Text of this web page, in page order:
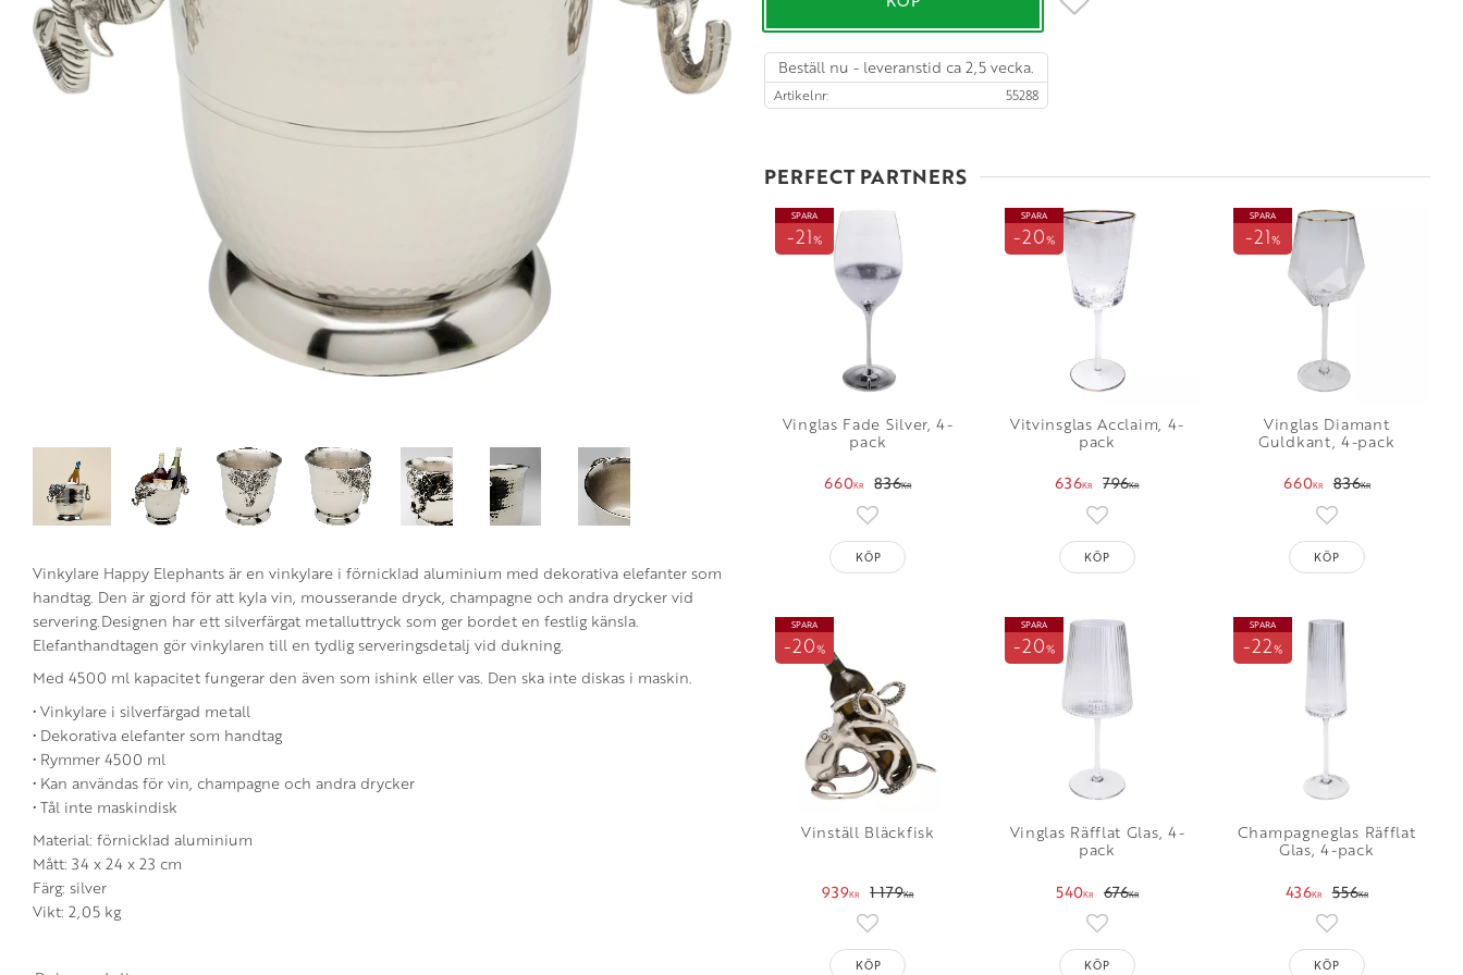
Beställ nu - leveranstid ca 2,5 vecka.
Artikelnr 55288
PERFECT PARTNERS
Vinglas Fade Silver, 4-
pack
660KR 836KR
SPARA
21%
Lägg till i favoriter
KÖP
Vitvinsglas Acclaim, 4-
pack
636KR 796KR
SPARA
20%
Lägg till i favoriter
KÖP
Vinglas Diamant
Guldkant, 4-pack
660KR 836KR
SPARA
21%
Lägg till i
KÖP
Vinställ Bläckfisk
939KR 1 179KR
SPARA
20%
Lägg till i favoriter
KÖP
Vinglas Räfflat Glas, 4-
pack
540KR 676KR
SPARA
20%
Lägg till i favoriter
KÖP
Champagneglas Räfflat
Glas, 4-pack
436KR 556KR
SPARA
22%
Lägg till i
KÖP
Vinkylare Happy Elephants är en vinkylare i förnicklad aluminium med dekorativa elefanter som
handtag. Den är gjord för att kyla vin, mousserande dryck, champagne och andra drycker vid
servering.Designen har ett silverfärgat metalluttryck som ger bordet en festlig känsla.
Elefanthandtagen gör vinkylaren till en tydlig serveringsdetalj vid dukning.
Med 4500 ml kapacitet fungerar den även som ishink eller vas. Den ska inte diskas i maskin.
• Vinkylare i silverfärgad metall
• Dekorativa elefanter som handtag
• Rymmer 4500 ml
• Kan användas för vin, champagne och andra drycker
• Tål inte maskindisk
Material: förnicklad aluminium
Mått: 34 x 24 x 23 cm
Färg: silver
Vikt: 2,05 kg